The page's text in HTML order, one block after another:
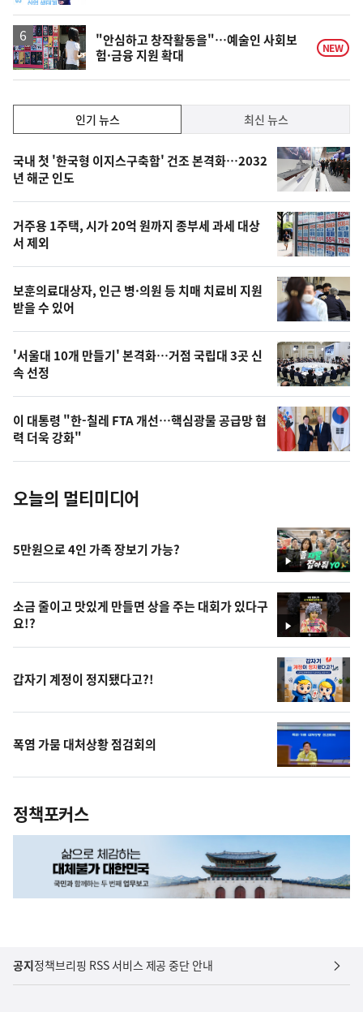
"안심하고 창작활동을"…예술인 사회보
험·금융 지원 확대
NEW
기,
최
신,
오
늘
의
영
상
오
늘
의
사
진
인기 뉴스 최신 뉴스
기
뉴
스
국내 첫 '한국형 이지스구축함' 건조 본격화…2032
년 해군 인도
거주용 1주택, 시가 20억 원까지 종부세 과세 대상
서 제외
보훈의료대상자, 인근 병·의원 등 치매 치료비 지원
받을 수 있어
'서울대 10개 만들기' 본격화…거점 국립대 3곳 신
속 선정
이 대통령 "한-칠레 FTA 개선…핵심광물 공급망 협
력 더욱 강화"
오늘의 멀티미디어
영
상
5만원으로 4인 가족 장보기 가능?
영
상
소금 줄이고 맛있게 만들면 상을 주는 대회가 있다구
요!?
갑자기 계정이 정지됐다고?!
폭염 가뭄 대처상황 점검회의
정책포커스
공지정책브리핑 RSS 서비스 제공 중단 안내